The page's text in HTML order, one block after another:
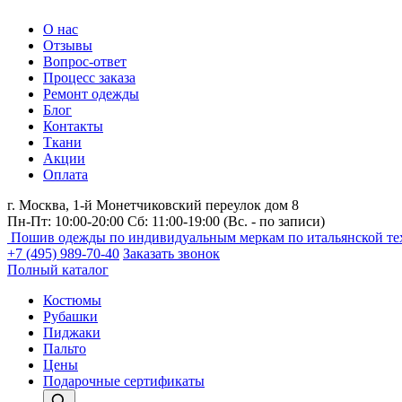
О нас
Отзывы
Вопрос-ответ
Процесс заказа
Ремонт одежды
Блог
Контакты
Ткани
Акции
Оплата
г. Москва, 1-й Монетчиковский переулок дом 8
Пн-Пт: 10:00-20:00 Сб: 11:00-19:00 (Вс. - по записи)
Пошив одежды по индивидуальным меркам по итальянской
+7 (495) 989-70-40 Заказать звонок
Полный каталог
Костюмы
Рубашки
Пиджаки
Пальто
Цены
Подарочные сертификаты